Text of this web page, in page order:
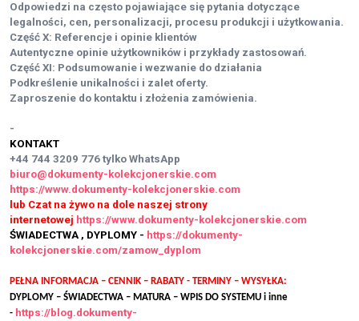
Odpowiedzi na często pojawiające się pytania dotyczące
legalności, cen, personalizacji, procesu produkcji i użytkowania.
Część X: Referencje i opinie klientów
Autentyczne opinie użytkowników i przykłady zastosowań.
Część XI: Podsumowanie i wezwanie do działania
Podkreślenie unikalności i zalet oferty.
Zaproszenie do kontaktu i złożenia zamówienia.
-
KONTAKT
+44 744 3209 776 tylko WhatsApp
biuro@dokumenty-kolekcjonerskie.com
https://www.dokumenty-kolekcjonerskie.com
lub Czat na żywo na dole naszej strony
internetowej https://www.dokumenty-kolekcjonerskie.com
ŚWIADECTWA , DYPLOMY - https://dokumenty-
kolekcjonerskie.com/zamow_dyplom
PEŁNA INFORMACJA – CENNIK – RABATY - TERMINY – WYSYŁKA:
DYPLOMY – ŚWIADECTWA – MATURA – WPIS DO SYSTEMU i inne
- https://blog.dokumenty-